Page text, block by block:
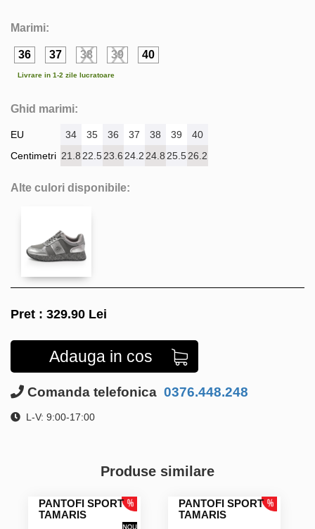
Marimi:
36 37 38 39 40
Livrare in 1-2 zile lucratoare
Ghid marimi:
EU
Centimetri
34 35 36 37 38 39
40
21.8 22.523.6 24.2 24.8 25.526.2
Alte culori disponibile:
Pret : 329.90 Lei
Adauga in cos
Comanda telefonica 0376.448.248
L-V: 9:00-17:00
Produse similare
PANTOFI SPORT
TAMARIS
PANTOFI SPORT
TAMARIS